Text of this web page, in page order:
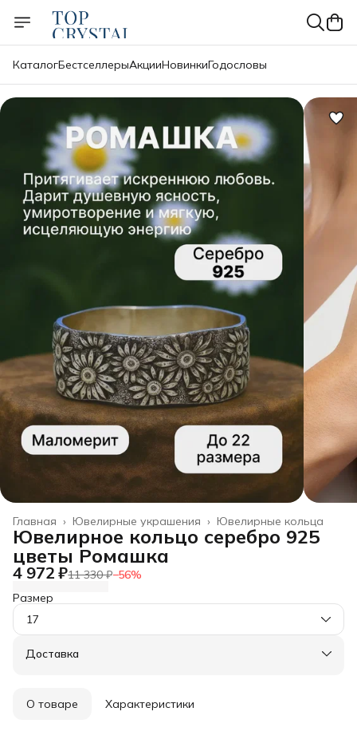
КаталогБестселлерыАкцииНовинкиГодословы
Ювелирные кольца
Ювелирные украшения ›
Главная ›
Ювелирное кольцо серебро 925
цветы Ромашка
4 972 ₽11 330 ₽−56%
Размер
17
Доставка
О товаре Характеристики